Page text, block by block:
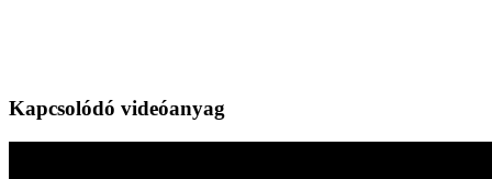
Kapcsolódó videóanyag